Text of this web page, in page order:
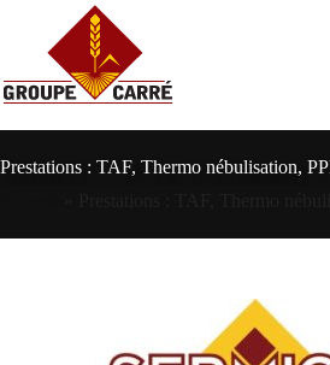
contenu
Prestations : TAF, Thermo nébulisation,